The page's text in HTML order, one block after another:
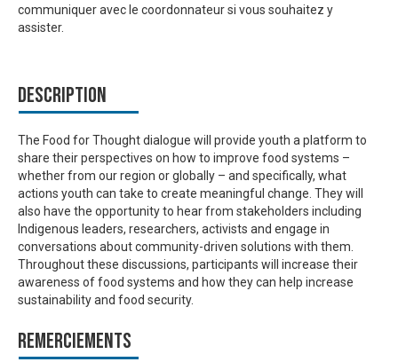
communiquer avec le coordonnateur si vous souhaitez y
assister.
Description
The Food for Thought dialogue will provide youth a platform to
share their perspectives on how to improve food systems –
whether from our region or globally – and specifically, what
actions youth can take to create meaningful change. They will
also have the opportunity to hear from stakeholders including
Indigenous leaders, researchers, activists and engage in
conversations about community-driven solutions with them.
Throughout these discussions, participants will increase their
awareness of food systems and how they can help increase
sustainability and food security.
Remerciements